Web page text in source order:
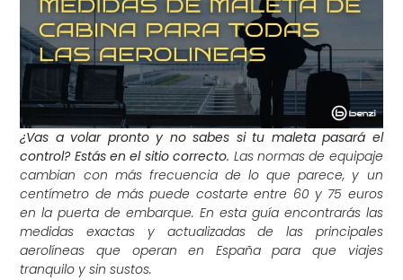
¿Vas a volar pronto y no sabes si tu maleta pasará el
control? Estás en el sitio correcto. Las normas de equipaje
cambian con más frecuencia de lo que parece, y un
centímetro de más puede costarte entre 60 y 75 euros
en la puerta de embarque. En esta guía encontrarás las
medidas exactas y actualizadas de las principales
aerolíneas que operan en España para que viajes
tranquilo y sin sustos.